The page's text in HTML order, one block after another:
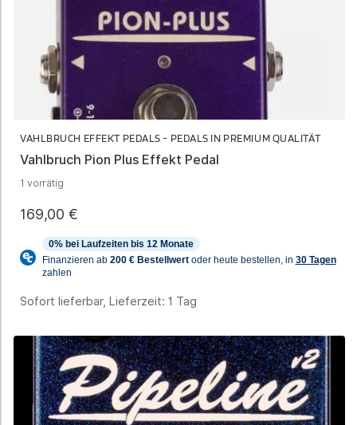
VAHLBRUCH EFFEKT PEDALS - PEDALS IN PREMIUM QUALITÄT
Vahlbruch Pion Plus Effekt Pedal
1 vorrätig
169,00 €
Sofort lieferbar, Lieferzeit: 1 Tag